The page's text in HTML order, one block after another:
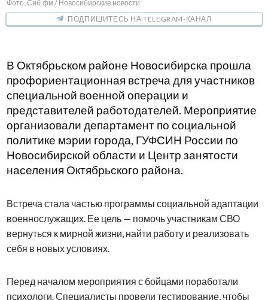
Фото: Сиб.фм / Новосибирские новости
ПОДПИШИТЕСЬ НА TELEGRAM-КАНАЛ
В Октябрьском районе Новосибирска прошла
профориентационная встреча для участников
специальной военной операции и
представителей работодателей. Мероприятие
организовали департамент по социальной
политике мэрии города, ГУФСИН России по
Новосибирской области и Центр занятости
населения Октябрьского района.
Встреча стала частью программы социальной адаптации
военнослужащих. Ее цель — помочь участникам СВО
вернуться к мирной жизни, найти работу и реализовать
себя в новых условиях.
Перед началом мероприятия с бойцами поработали
психологи. Специалисты провели тестирование, чтобы